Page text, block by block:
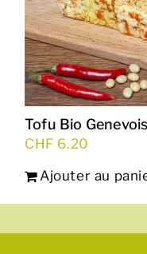
Tofu Bio
CHF 6.20
Ajouter au